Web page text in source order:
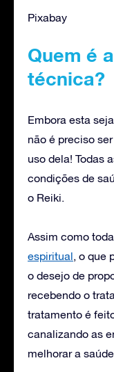
Pixabay
Quem é
técnica?
Embora esta
não é preciso
uso dela! Todas
condições de
o Reiki.
Assim como
espiritual, o que
o desejo de
recebendo o
tratamento é
canalizando as
melhorar a